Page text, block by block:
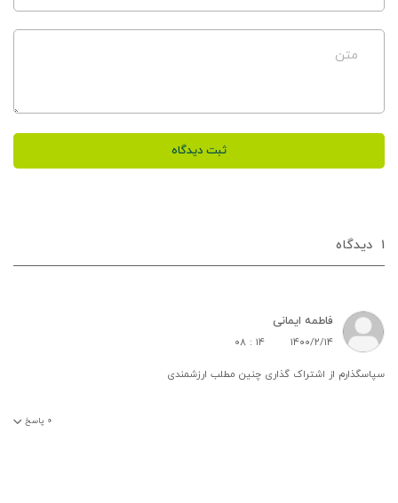
متن
ثبت دیدگاه
۱ دیدگاه‌
فاطمه ایمانی
۱۴۰۰/۲/۱۴ ۰۸ : ۱۴
سپاسگذارم از اشتراک گذاری چنین مطلب ارزشمندی
۰ پاسخ